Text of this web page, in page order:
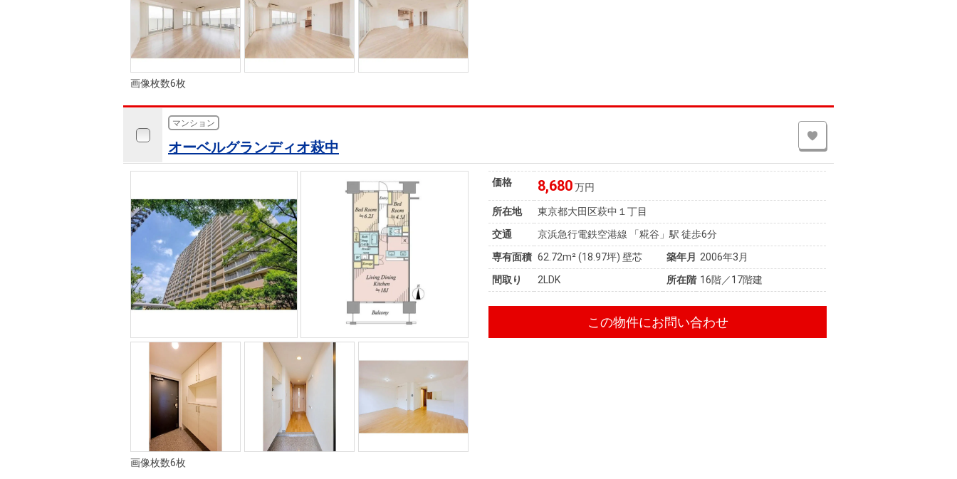
画像枚数6枚
マンション
オーベルグランディオ萩中
画像枚数6枚
価格 8,680万円
所在地
東京都大田区萩中１丁目
交通
京浜急行電鉄空港線 「糀谷」駅 徒歩6分
専有面積 62.72m²(18.97坪) 壁芯 築年月
2006年3月
間取り
2LDK 所在階 16階／17階建
この物件にお問い合わせ